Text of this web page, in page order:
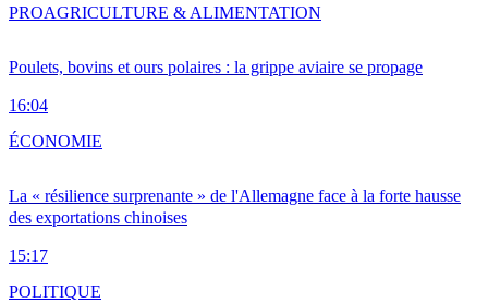
Poulets, bovins et ours polaires : la grippe aviaire se propage
16:04
PROAGRICULTURE & ALIMENTATION
La « résilience surprenante » de l'Allemagne face à la forte hausse
des exportations chinoises
15:17
ÉCONOMIE
POLITIQUE